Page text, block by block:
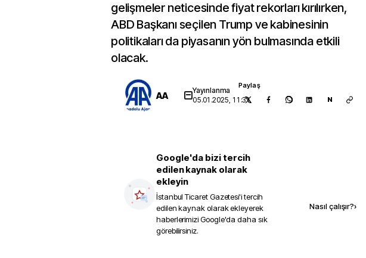
gelişmeler neticesinde fiyat rekorları kırılırken,
ABD Başkanı seçilen Trump ve kabinesinin
politikaları da piyasanın yön bulmasında etkili
olacak.
AA
Yayınlanma
05.01.2025, 11:31
Paylaş
N
Google'da bizi tercih
edilen kaynak olarak
ekleyin
İstanbul Ticaret Gazetesi'i tercih
edilen kaynak olarak ekleyerek
haberlerimizi Google'da daha sık
görebilirsiniz.
Nasıl çalışır?›